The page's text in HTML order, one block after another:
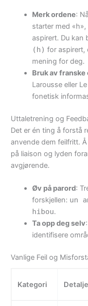
Merk ordene:
starter med
aspirert. Du kan
(h) for aspirert,
mening for deg.
Bruk av
Larousse eller
fonetisk
Uttaletrening og
Det er én ting å forstå
anvende dem feilfritt.
på liaison og lyden
avgjørende.
Øv på parord:
forskjellen: un
hibou.
Ta opp deg selv
identifisere
Vanlige Feil og
Kategori